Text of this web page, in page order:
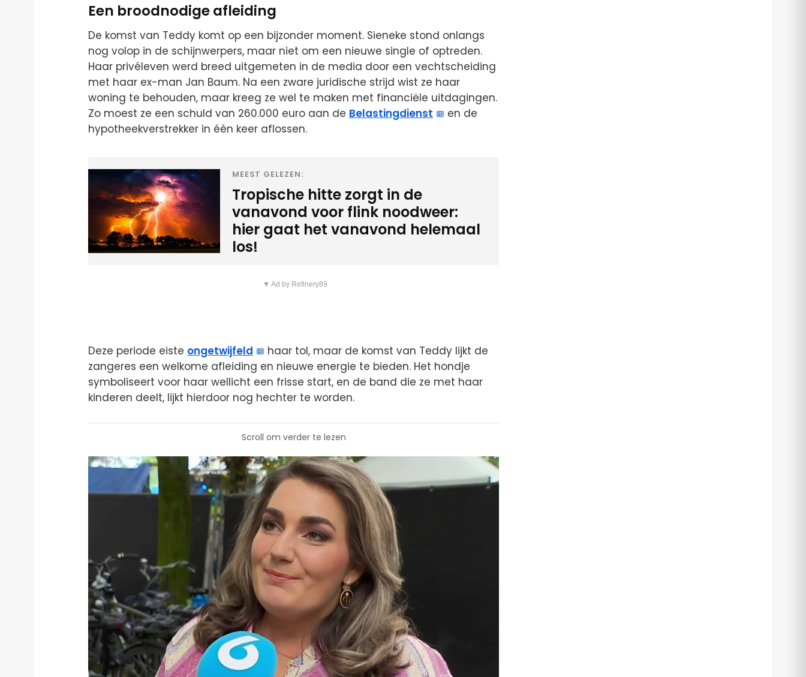
Een broodnodige afleiding
De komst van Teddy komt op een bijzonder moment. Sieneke stond onlangs
nog volop in de schijnwerpers, maar niet om een nieuwe single of optreden.
Haar privéleven werd breed uitgemeten in de media door een vechtscheiding
met haar ex-man Jan Baum. Na een zware juridische strijd wist ze haar
woning te behouden, maar kreeg ze wel te maken met financiële uitdagingen.
Zo moest ze een schuld van 260.000 euro aan de Belastingdienst
en de
hypotheekverstrekker in één keer aflossen.
MEEST GELEZEN:
Tropische hitte zorgt in de
vanavond voor flink noodweer:
hier gaat het vanavond helemaal
los!
▼ Ad by Refinery89
Deze periode eiste ongetwijfeld
haar tol, maar de komst van Teddy lijkt de
zangeres een welkome afleiding en nieuwe energie te bieden. Het hondje
symboliseert voor haar wellicht een frisse start, en de band die ze met haar
kinderen deelt, lijkt hierdoor nog hechter te worden.
Scroll om verder te lezen